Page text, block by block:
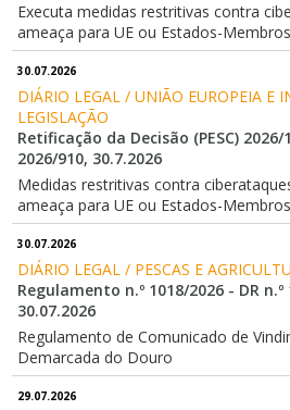
Executa medidas restritivas contra
ameaça para UE ou Estados-Membros
30.07.2026
DIÁRIO LEGAL / UNIÃO EUROPEIA E
LEGISLAÇÃO
Retificação da Decisão (PESC) 2026/
2026/910, 30.7.2026
Medidas restritivas contra
ameaça para UE ou Estados-Membros
30.07.2026
DIÁRIO LEGAL / PESCAS E
Regulamento n.º 1018/2026 - DR
30.07.2026
Regulamento de Comunicado de
Demarcada do Douro
29.07.2026